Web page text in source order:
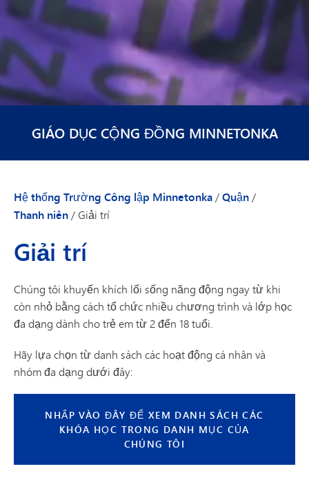
GIÁO DỤC CỘNG ĐỒNG MINNETONKA
Hệ thống Trường Công lập Minnetonka/Quận/
Thanh niên/Giải trí
Giải trí
Chúng tôi khuyến khích lối sống năng động ngay từ khi
còn nhỏ bằng cách tổ chức nhiều chương trình và lớp học
đa dạng dành cho trẻ em từ 2 đến 18 tuổi.
Hãy lựa chọn từ danh sách các hoạt động cá nhân và
nhóm đa dạng dưới đây:
NHẤP VÀO ĐÂY ĐỂ XEM DANH SÁCH CÁC
KHÓA HỌC TRONG DANH MỤC CỦA
CHÚNG TÔI